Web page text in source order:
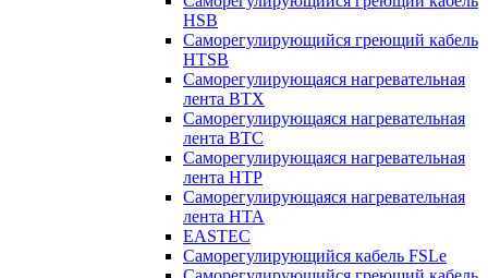
HSB
Саморегулирующийся греющий кабель
HTSB
Саморегулирующаяся нагревательная
лента ВТХ
Саморегулирующаяся нагревательная
лента ВТС
Саморегулирующаяся нагревательная
лента НТР
Саморегулирующаяся нагревательная
лента НТА
EASTEC
Саморегулирующийся кабель FSLe